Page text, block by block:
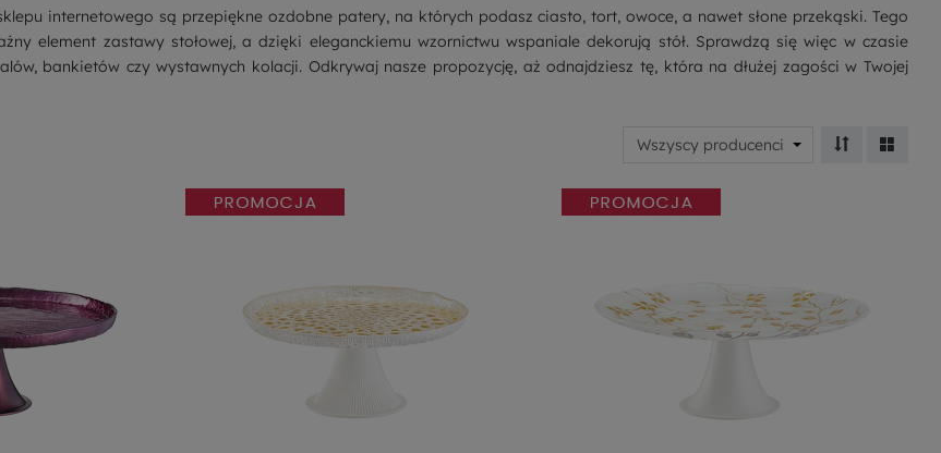
internetowego są przepiękne ozdobne patery, na których podasz ciasto, tort, owoce, a nawet słone przekąski. Tego
element zastawy stołowej, a dzięki eleganckiemu wzornictwu wspaniale dekorują stół. Sprawdzą się więc w czasie
bankietów czy wystawnych kolacji. Odkrywaj nasze propozycję, aż odnajdziesz tę, która na dłużej zagości w Twojej